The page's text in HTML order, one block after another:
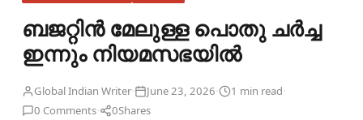
ബജറ്റിൻ മേലുള്ള പൊതു ചർച്ച
ഇന്നും നിയമസഭയിൽ
Global Indian Writer· June 23, 2026· 1 min read·
0 Comments· 0Shares